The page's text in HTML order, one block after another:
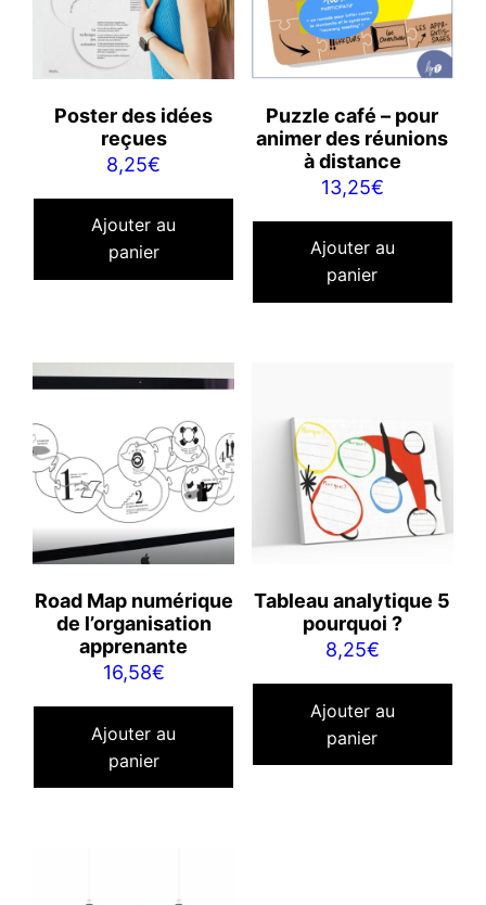
Poster des idées
reçues
8,25€
Ajouter au
panier
Puzzle café – pour
animer des réunions
à distance
13,25€
Ajouter au
panier
Road Map numérique
de l’organisation
apprenante
16,58€
Ajouter au
panier
Tableau analytique 5
pourquoi ?
8,25€
Ajouter au
panier